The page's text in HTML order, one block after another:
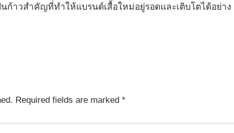
ก้าวสำคัญที่ทำให้แบรนด์เสื้อใหม่อยู่รอดและเติบโตได้อย่าง
Required fields are marked *